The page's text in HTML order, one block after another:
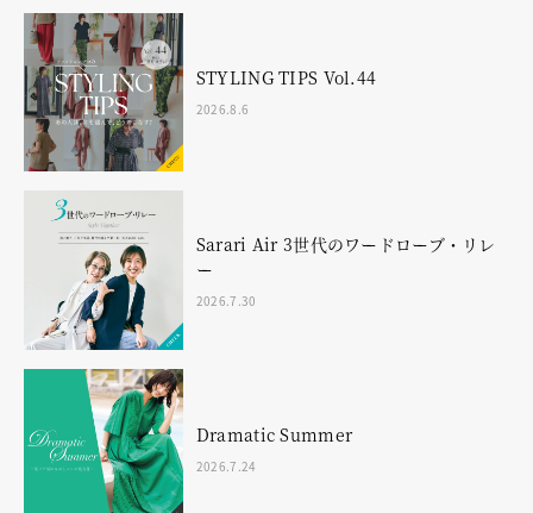
STYLING TIPS Vol.44
2026.8.6
Sarari Air 3世代のワードローブ・リレ
ー
2026.7.30
Dramatic Summer
2026.7.24